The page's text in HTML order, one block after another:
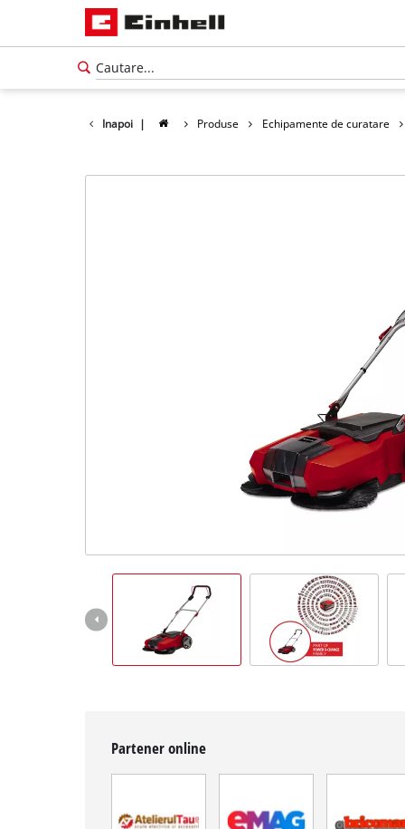
Inapoi | Produse Echipamente de curatare
Partener online